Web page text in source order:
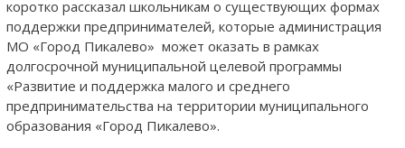
коротко рассказал школьникам о существующих формах
поддержки предпринимателей, которые администрация
МО «Город Пикалево» может оказать в рамках
долгосрочной муниципальной целевой программы
«Развитие и поддержка малого и среднего
предпринимательства на территории муниципального
образования «Город Пикалево».